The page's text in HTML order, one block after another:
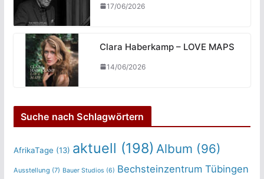
17/06/2026
Clara Haberkamp – LOVE MAPS
14/06/2026
Suche nach Schlagwörtern
AfrikaTage (13) aktuell (198) Album (96)
Ausstellung (7) Bauer Studios (6) Bechsteinzentrum Tübingen